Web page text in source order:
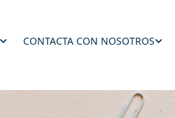
CONTACTA CON NOSOTROS